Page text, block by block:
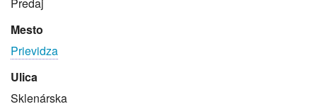
Predaj
Mesto
Prievidza
Ulica
Sklenárska